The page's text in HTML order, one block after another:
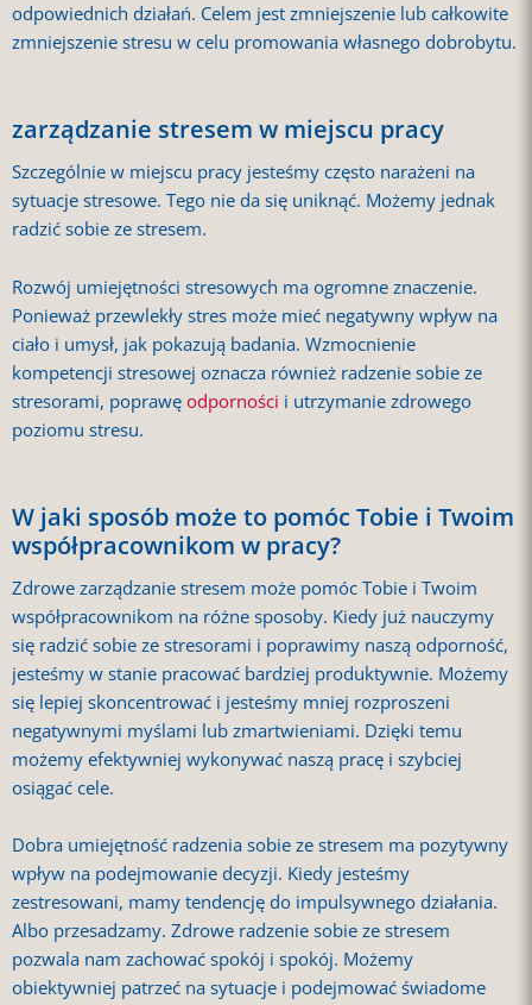
odpowiednich działań. Celem jest zmniejszenie lub całkowite
zmniejszenie stresu w celu promowania własnego dobrobytu.
zarządzanie stresem w miejscu pracy
Szczególnie w miejscu pracy jesteśmy często narażeni na
sytuacje stresowe. Tego nie da się uniknąć. Możemy jednak
radzić sobie ze stresem.
Rozwój umiejętności stresowych ma ogromne znaczenie.
Ponieważ przewlekły stres może mieć negatywny wpływ na
ciało i umysł, jak pokazują badania. Wzmocnienie
kompetencji stresowej oznacza również radzenie sobie ze
stresorami, poprawęodporności i utrzymanie zdrowego
poziomu stresu.
W jaki sposób może to pomóc Tobie i Twoim
współpracownikom w pracy?
Zdrowe zarządzanie stresem może pomóc Tobie i Twoim
współpracownikom na różne sposoby. Kiedy już nauczymy
się radzić sobie ze stresorami i poprawimy naszą odporność,
jesteśmy w stanie pracować bardziej produktywnie. Możemy
się lepiej skoncentrować i jesteśmy mniej rozproszeni
negatywnymi myślami lub zmartwieniami. Dzięki temu
możemy efektywniej wykonywać naszą pracę i szybciej
osiągać cele.
Dobra umiejętność radzenia sobie ze stresem ma pozytywny
wpływ na podejmowanie decyzji. Kiedy jesteśmy
zestresowani, mamy tendencję do impulsywnego działania.
Albo przesadzamy. Zdrowe radzenie sobie ze stresem
pozwala nam zachować spokój i spokój. Możemy
obiektywniej patrzeć na sytuacje i podejmować świadome